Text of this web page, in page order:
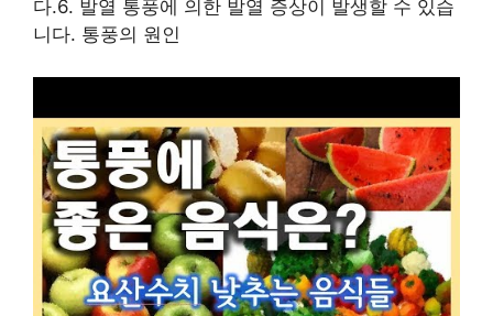
다.6. 발열 통풍에 의한 발열 증상이 발생할 수 있습
니다. 통풍의 원인